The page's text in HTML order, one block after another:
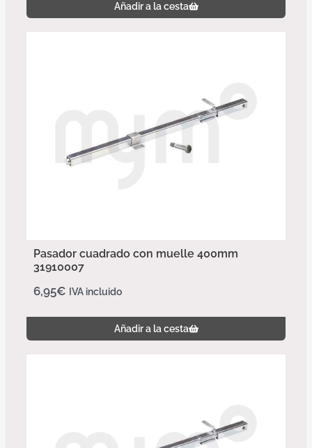
Añadir a la cesta
Pasador cuadrado con muelle 400mm
31910007
6,95€ IVA incluido
Añadir a la cesta